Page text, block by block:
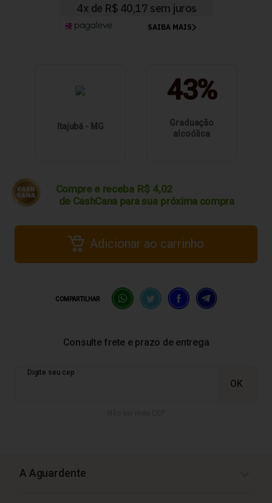
Itajubá - MG
43%
Graduação
alcoólica
Compre e receba R$ 4,02
de CashCana para sua próxima compra
Adicionar ao carrinho
COMPARTILHAR
A Aguardente